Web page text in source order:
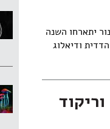
יתארחו השנה
ודיאלוג